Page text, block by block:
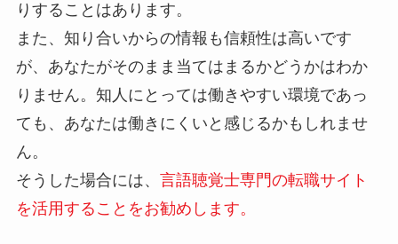
りすることはあります。
また、知り合いからの情報も信頼性は高いです
が、あなたがそのまま当てはまるかどうかはわか
りません。知人にとっては働きやすい環境であっ
ても、あなたは働きにくいと感じるかもしれませ
ん。
そうした場合には、 言語聴覚士専門の転職サイト
を活用することをお勧めします。